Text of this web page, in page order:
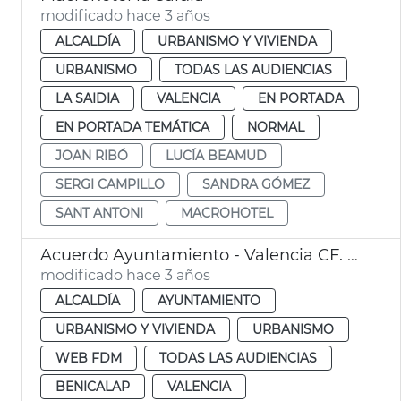
modificado hace 3 años
ALCALDÍA
URBANISMO Y VIVIENDA
URBANISMO
TODAS LAS AUDIENCIAS
LA SAIDIA
VALENCIA
EN PORTADA
EN PORTADA TEMÁTICA
NORMAL
JOAN RIBÓ
LUCÍA BEAMUD
SERGI CAMPILLO
SANDRA GÓMEZ
SANT ANTONI
MACROHOTEL
Acuerdo Ayuntamiento - Valencia CF. Polideportivo Benicalap
modificado hace 3 años
ALCALDÍA
AYUNTAMIENTO
URBANISMO Y VIVIENDA
URBANISMO
WEB FDM
TODAS LAS AUDIENCIAS
BENICALAP
VALENCIA